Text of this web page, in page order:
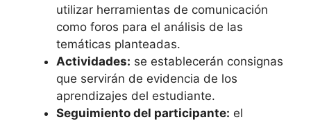
utilizar herramientas de comunicación
como foros para el análisis de las
temáticas planteadas.
Actividades: se establecerán consignas
que servirán de evidencia de los
aprendizajes del estudiante.
Seguimiento del participante: el